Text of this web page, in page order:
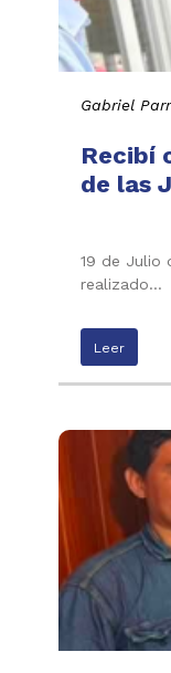
Gabriel
Recibí
de las
19 de Julio
realizado…
Leer